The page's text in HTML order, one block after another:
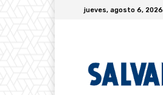
jueves, agosto 6, 2026